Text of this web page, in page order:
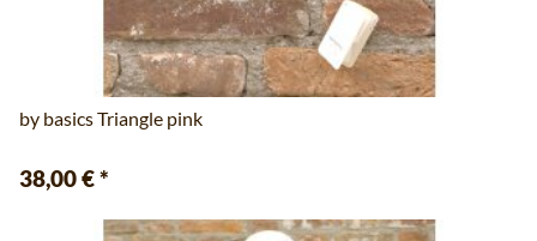
by basics Triangle pink
38,00 €*